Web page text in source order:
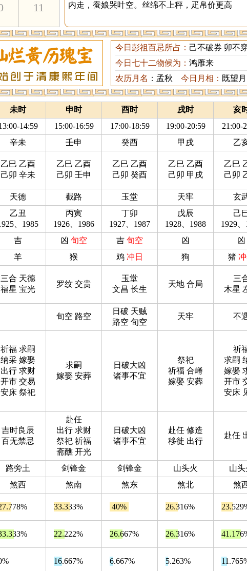
11
内走，蚕娘哭叶空。丝绵不上秤，疋帛价更高
今日彭祖百忌所占： 己不破券 卯不
今日七十二物候为： 鸿雁来
农历月名 ：孟秋 今日月相： 既望月
未时 申时 酉时 戌时
亥
14:59 15:00-16:59 17:00-18:59 19:00-20:59
21:00-
辛未 壬申 癸酉 甲戌
乙
乙巳 乙酉
己卯 辛未
乙巳 乙酉
己卯 壬申
乙巳 乙酉
己卯 癸酉
乙巳 乙酉
己卯 甲戌
乙巳
己卯
天德 截路 玉堂 天牢 玄
乙丑
、1985
丙寅
1926、1986
丁卯
1927、1987
戊辰
1928、1988
己
1929、
吉 凶 旬空 吉 旬空 凶
凶
羊 猴 鸡 冲日 狗 猪
三合 天德
福星 宝光
罗纹 交贵
玉堂
文昌 长生
天地 合局
三
木星
旬空 路空
日破 天贼
路空 旬空
天牢 不
祈福 求嗣
纳采 嫁娶
出行 求财
开市 交易
安床 祭祀
求嗣
嫁娶 安葬
日破大凶
诸事不宜
祭祀
祈福 合嵴
嫁娶 安葬
祈
求嗣
嫁娶
开市
安床
吉时良辰
百无禁忌
赴任
出行 求财
祭祀 祈福
斋醮 开光
日破大凶
诸事不宜
赴任 修造
移徙 出行
赴任
路旁土 剑锋金 剑锋金 山头火
山
煞西 煞南 煞东 煞北
煞
33.333% 40% 26.316%
22.222% 26.667% 26.316%
16.667% 6.667% 5.263%